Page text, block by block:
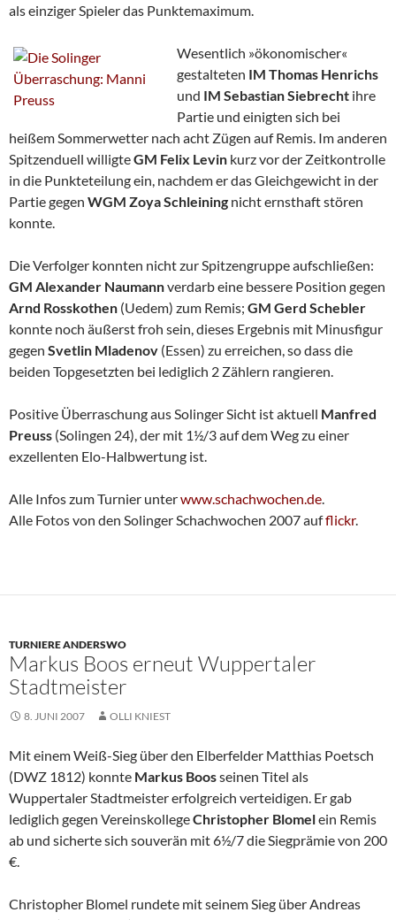
als einziger Spieler das Punktemaximum.
Wesentlich »ökonomischer«
gestalteten IM Thomas Henrichs
und IM SebastianSiebrecht ihre
Partie und einigten sich bei
heißem Sommerwetter nach acht Zügen auf Remis. Im anderen
Spitzenduell willigteGM Felix Levin kurz vor der Zeitkontrolle
in die Punkteteilung ein, nachdem er das Gleichgewicht in der
Partie gegen WGM ZoyaSchleining nicht ernsthaft stören
konnte.
Die Verfolger konnten nicht zur Spitzengruppe aufschließen:
GM Alexander Naumannverdarb eine bessere Position gegen
Arnd Rosskothen (Uedem) zum Remis; GM Gerd Schebler
konnte noch äußerst froh sein, dieses Ergebnis mit Minusfigur
gegen Svetlin Mladenov (Essen) zu erreichen, so dass die
beiden Topgesetzten bei lediglich 2 Zählern rangieren.
Positive Überraschung aus Solinger Sicht ist aktuell Manfred
Preuss (Solingen 24), der mit 1½/3 auf dem Weg zu einer
exzellenten Elo-Halbwertung ist.
Alle Infos zum Turnier unterwww.schachwochen.de.
Alle Fotos von den Solinger Schachwochen 2007 aufflickr.
TURNIERE ANDERSWO
Markus Boos erneut Wuppertaler
Stadtmeister
8. JUNI 2007 OLLI KNIEST
Mit einem Weiß-Sieg über den Elberfelder Matthias Poetsch
(DWZ 1812) konnte Markus Boosseinen Titel als
Wuppertaler Stadtmeister erfolgreich verteidigen. Er gab
lediglich gegen VereinskollegeChristopher Blomelein Remis
ab und sicherte sich souverän mit 6½/7 die Siegprämie von 200
€.
Christopher Blomel rundete mit seinem Sieg über Andreas